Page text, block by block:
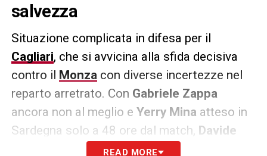
salvezza
Situazione complicata in difesa per il
Cagliari, che si avvicina alla sfida decisiva
contro il Monzacon diverse incertezze nel
reparto arretrato. Con Gabriele Zappa
ancora non al meglio e Yerry Mina atteso in
Sardegna solo a 48 ore dal match, Davide
potrebbe optare per una coppia di
READ MORE